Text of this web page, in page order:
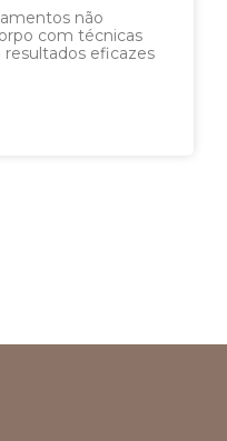
não
com técnicas
eficazes